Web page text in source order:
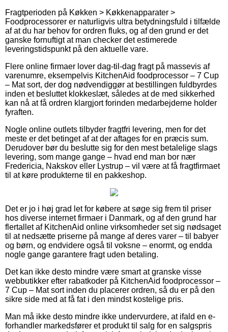
Fragtperioden på Køkken > Køkkenapparater >
Foodprocessorer er naturligvis ultra betydningsfuld i tilfælde
af at du har behov for ordren fluks, og af den grund er det
ganske fornuftigt at man checker det estimerede
leveringstidspunkt på den aktuelle vare.
Flere online firmaer lover dag-til-dag fragt på massevis af
varenumre, eksempelvis KitchenAid foodprocessor – 7 Cup
– Mat sort, der dog nødvendiggør at bestillingen fuldbyrdes
inden et besluttet klokkeslæt, således at de med sikkerhed
kan nå at få ordren klargjort forinden medarbejderne holder
fyraften.
Nogle online outlets tilbyder fragtfri levering, men for det
meste er det betinget af at der aftages for en præcis sum.
Derudover bør du beslutte sig for den mest betalelige slags
levering, som mange gange – hvad end man bor nær
Fredericia, Nakskov eller Lystrup – vil være at få fragtfirmaet
til at køre produkterne til en pakkeshop.
Det er jo i høj grad let for købere at søge sig frem til priser
hos diverse internet firmaer i Danmark, og af den grund har
flertallet af KitchenAid online virksomheder set sig nødsaget
til at nedsætte priserne på mange af deres varer – til babyer
og børn, og endvidere også til voksne – enormt, og endda
nogle gange garantere fragt uden betaling.
Det kan ikke desto mindre være smart at granske visse
webbutikker efter rabatkoder på KitchenAid foodprocessor –
7 Cup – Mat sort inden du placerer ordren, så du er på den
sikre side med at få fat i den mindst kostelige pris.
Man må ikke desto mindre ikke undervurdere, at ifald en e-
forhandler markedsfører et produkt til salg for en salgspris